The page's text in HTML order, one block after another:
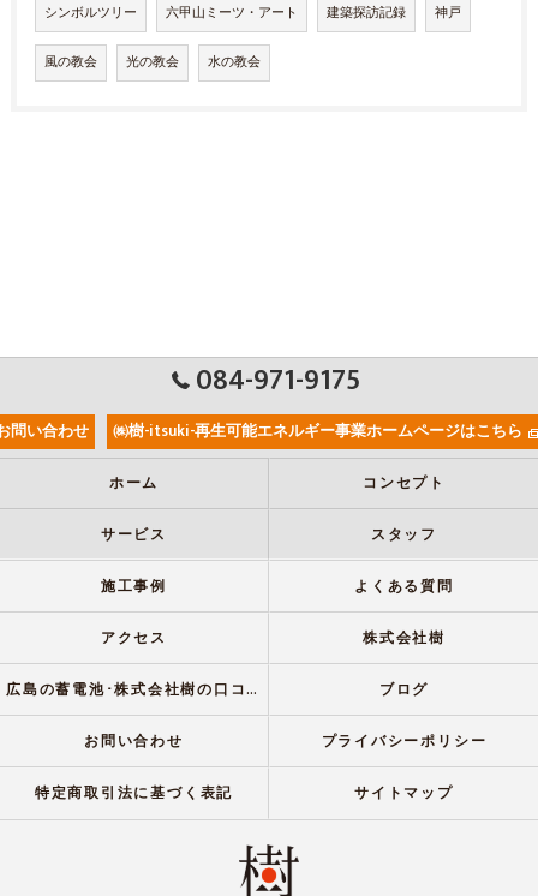
シンボルツリー 六甲山ミーツ・アート 建築探訪記録 神戸
風の教会 光の教会 水の教会
084-971-9175
問い合わせ ㈱樹-itsuki-再生可能エネルギー事業ホームページはこちら
ホーム コンセプト
サービス スタッフ
施工事例 よくある質問
アクセス 株式会社樹
広島の蓄電池･株式会社樹の口コミ情報 ブログ
お問い合わせ プライバシーポリシー
特定商取引法に基づく表記 サイトマップ